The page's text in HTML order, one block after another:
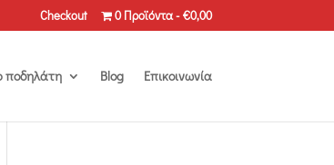
Checkout 0 Προϊόντα €0,00
ποδηλάτη Blog Επικοινωνία